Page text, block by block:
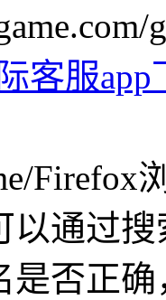
客服app
Firefox
以通过
是否正